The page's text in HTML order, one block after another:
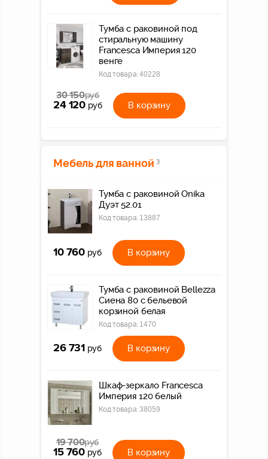
Тумба с раковиной под
стиральную машину
Francesca Империя 120
венге
Код товара:40228
30 150руб
24 120 руб В корзину
Мебель для ванной 3
Тумба с раковиной Onika
Дуэт 52.01
Код товара: 13887
10 760 руб В корзину
Тумба с раковиной Bellezza
Сиена 80 с бельевой
корзиной белая
Код товара: 1470
26 731 руб В корзину
Шкаф-зеркало Francesca
Империя 120 белый
Код товара:38059
19 700руб
15 760 руб В корзину